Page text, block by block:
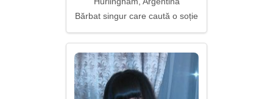
Bărbat singur care caută o soție